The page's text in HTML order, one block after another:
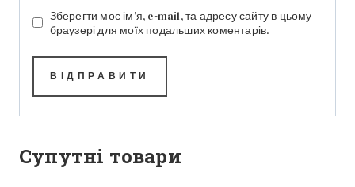
Зберегти моє ім'я, e-mail, та адресу сайту в цьому
браузері для моїх подальших коментарів.
Супутні товари